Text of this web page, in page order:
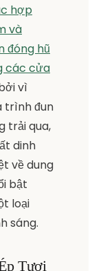
hợp
và
đóng hũ
các cửa
vì
trình đun
trải qua,
dinh
về dung
bật
loại
sáng.
Tươi